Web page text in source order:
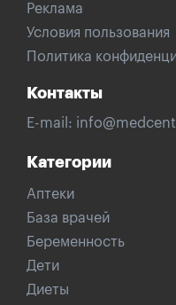
Реклама
Условия пользования
Политика
Контакты
E-mail:
Категории
Аптеки
База врачей
Беременность
Дети
Диеты